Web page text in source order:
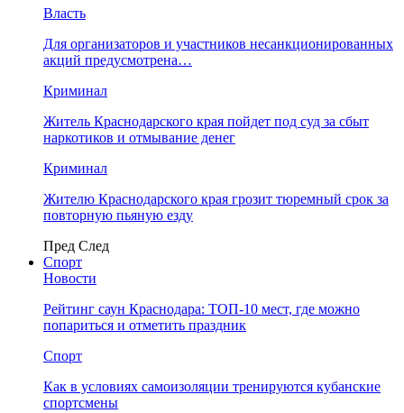
Власть
Для организаторов и участников несанкционированных
акций предусмотрена…
Криминал
Житель Краснодарского края пойдет под суд за сбыт
наркотиков и отмывание денег
Криминал
Жителю Краснодарского края грозит тюремный срок за
повторную пьяную езду
Пред След
Спорт
Новости
Рейтинг саун Краснодара: ТОП-10 мест, где можно
попариться и отметить праздник
Спорт
Как в условиях самоизоляции тренируются кубанские
спортсмены